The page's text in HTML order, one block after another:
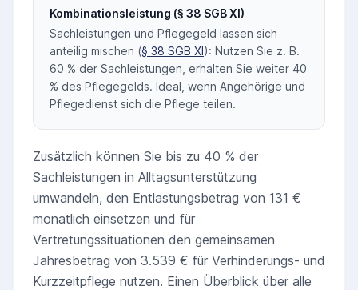
Kombinationsleistung (§ 38 SGB XI)
Sachleistungen und Pflegegeld lassen sich
anteilig mischen (§ 38 SGB XI): Nutzen Sie z. B.
60 % der Sachleistungen, erhalten Sie weiter 40
% des Pflegegelds. Ideal, wenn Angehörige und
Pflegedienst sich die Pflege teilen.
Zusätzlich können Sie bis zu 40 % der
Sachleistungen in Alltagsunterstützung
umwandeln, den Entlastungsbetrag von 131 €
monatlich einsetzen und für
Vertretungssituationen den gemeinsamen
Jahresbetrag von 3.539 € für Verhinderungs- und
Kurzzeitpflege nutzen. Einen Überblick über alle